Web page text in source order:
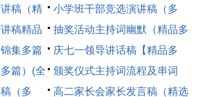
篇(全文共6813字)
稿（精
)
小学班干部竞选演讲稿（多
篇）(全文共3486字)
稿精品
抽奖活动主持词幽默（精品多
篇）(全文共10314字)
集多篇
庆七一领导讲话稿【精品多
篇】(全文共7594字)
篇）(全
颁奖仪式主持词流程及串词
【精品多篇】(全文共4998字)
（多
高二家长会家长发言稿（精选